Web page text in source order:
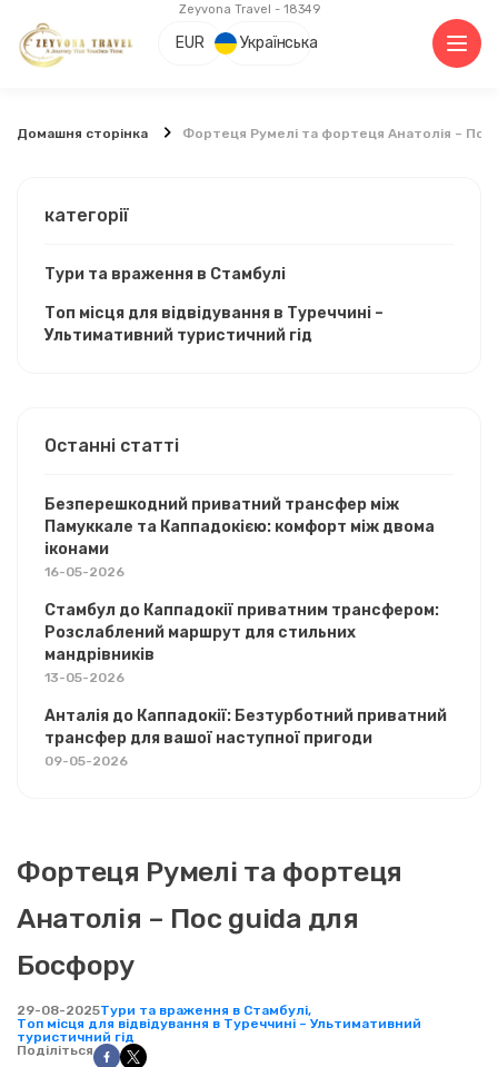
Zeyvona Travel - 18349
EUR Українська
Домашня сторінка Фортеця Румелі та фортеця Анатолія –
Фортеця Румелі та фортеця
Анатолія – Пос guida для
Босфору
29-08-2025Тури та враження в Стамбулі,
Топ місця для відвідування в Туреччині – Ультимативний
туристичний гід
Поділіться
категорії
Тури та враження в Стамбулі
Топ місця для відвідування в Туреччині –
Ультимативний туристичний гід
Останні статті
Безперешкодний приватний трансфер між
Памуккале та Каппадокією: комфорт між двома
іконами
16-05-2026
Стамбул до Каппадокії приватним трансфером:
Розслаблений маршрут для стильних
мандрівників
13-05-2026
Анталія до Каппадокії: Безтурботний приватний
трансфер для вашої наступної пригоди
09-05-2026